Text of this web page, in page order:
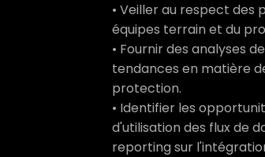
• Veiller au respect des
équipes terrain et du
• Fournir des analyses
tendances en matière
protection.
• Identifier les
d'utilisation des flux de
reporting sur